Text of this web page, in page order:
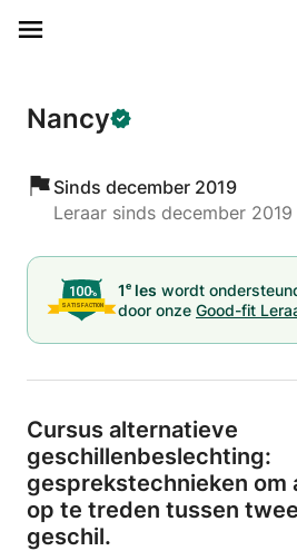
Nancy
Sinds december 2019
Leraar sinds december 2019
1e les wordt
door onze Good-fit
Cursus alternatieve
geschillenbeslechting:
gesprekstechnieken om
op te treden tussen
geschil.